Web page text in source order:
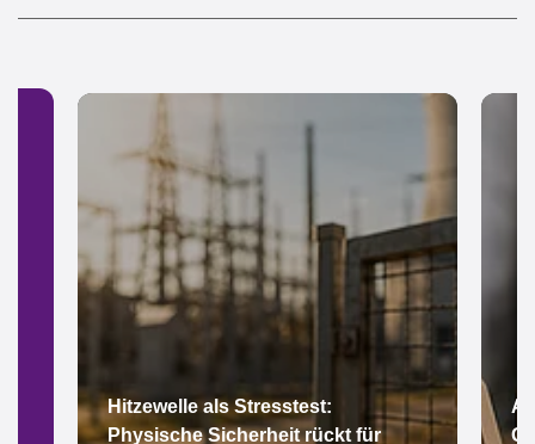
Hitzewelle als Stresstest:
Physische Sicherheit rückt für